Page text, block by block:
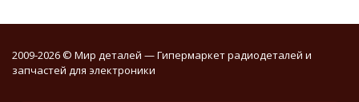
2009-2026 © Мир деталей — Гипермаркет радиодеталей и
запчастей для электроники